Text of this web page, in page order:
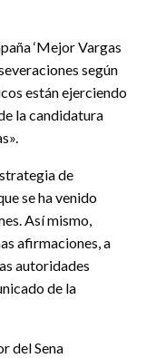
‘Mejor Vargas
según
están ejerciendo
la candidatura
de
se ha venido
Así mismo,
afirmaciones, a
autoridades
de la
del Sena